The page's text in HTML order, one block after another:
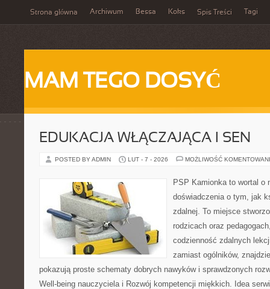
Strona główna Archiwum Bessa Koks Spis Treści Tagi
MAM TEGO DOSYĆ
EDUKACJA WŁĄCZAJĄCA I SEN
POSTED BY ADMIN LUT - 7 - 2026 MOŻLIWOŚĆ
PSP Kamionka to wortal o
doświadczenia o tym, jak
zdalnej. To miejsce
rodzicach oraz
codzienność zdalnych
zamiast ogólników,
pokazują proste schematy dobrych nawyków i sprawdzonych
Well-being nauczyciela i Rozwój kompetencji miękkich. Idea